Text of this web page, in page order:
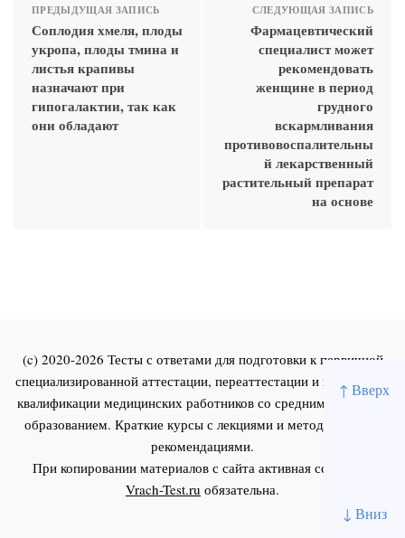
↑ Вверх
↓ Вниз
ПРЕДЫДУЩАЯ ЗАПИСЬ
Соплодия хмеля, плоды
укропа, плоды тмина и
листья крапивы
назначают при
гипогалактии, так как
они обладают
СЛЕДУЮЩАЯ ЗАПИСЬ
Фармацевтический
специалист может
рекомендовать
женщине в период
грудного
вскармливания
противовоспалительны
й лекарственный
растительный препарат
на основе
(c) 2020-2026 Тесты с ответами для подготовки к первичной
специализированной аттестации, переаттестации и повышения
квалификации медицинских работников со средним и высшим
образованием. Краткие курсы с лекциями и методическими
рекомендациями.
При копировании материалов с сайта активная ссылка на
Vrach-Test.ru обязательна.